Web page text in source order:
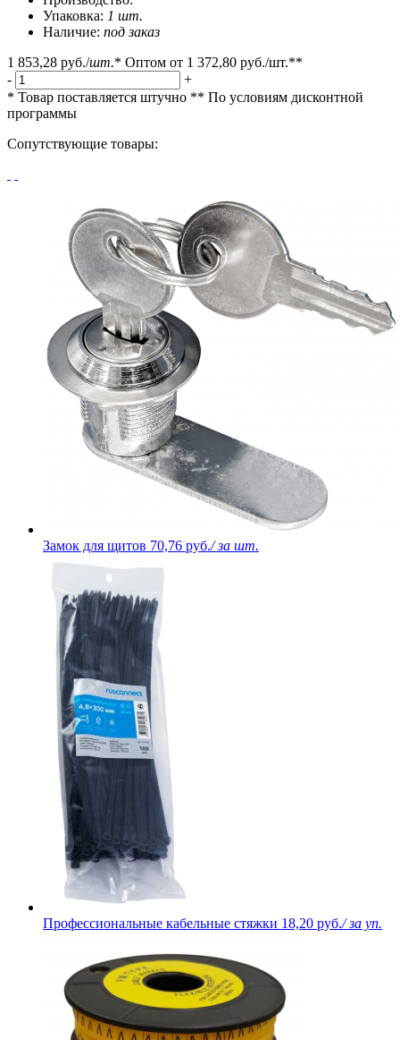
Упаковка: 1 шт.
Наличие: под заказ
1 853,28 руб./шт.* Оптом от 1 372,80 руб./шт.**
-
+
* Товар поставляется штучно ** По условиям дисконтной
программы
Сопутствующие товары:
Замок для щитов 70,76 руб./ за шт.
Профессиональные кабельные стяжки 18,20 руб./ за уп.